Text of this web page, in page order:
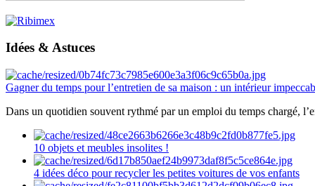
Idées & Astuces
Gagner du temps pour l’entretien de sa maison : un intérieur
Dans un quotidien souvent rythmé par un emploi du temps chargé,
10 objets et meubles insolites !
4 idées déco pour recycler les petites voitures de vos enfants